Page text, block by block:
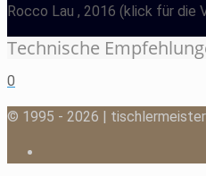
Rocco Lau , 2016 (klick für die
Technische
0
© 1995 - 2026 |